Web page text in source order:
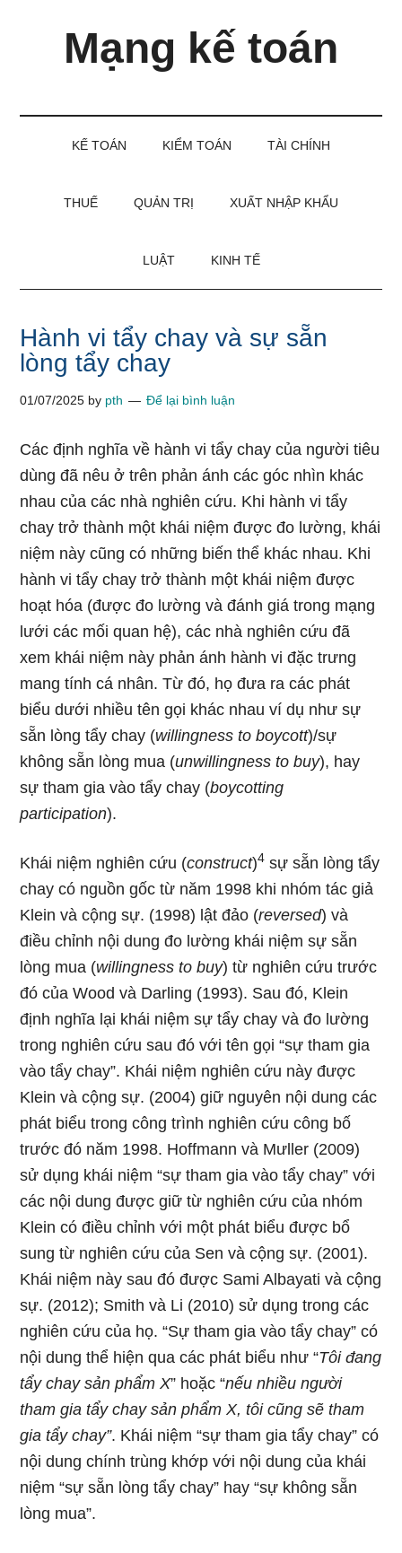
Mạng kế toán
KẾ TOÁN KIỂM TOÁN TÀI CHÍNH
THUẾ QUẢN TRỊ XUẤT NHẬP KHẨU
LUẬT KINH TẾ
Hành vi tẩy chay và sự sẵn
lòng tẩy chay
01/07/2025 by pth Để lại bình luận
Các định nghĩa về hành vi tẩy chay của người tiêu
dùng đã nêu ở trên phản ánh các góc nhìn khác
nhau của các nhà nghiên cứu. Khi hành vi tẩy
chay trở thành một khái niệm được đo lường, khái
niệm này cũng có những biến thể khác nhau. Khi
hành vi tẩy chay trở thành một khái niệm được
hoạt hóa (được đo lường và đánh giá trong mạng
lưới các mối quan hệ), các nhà nghiên cứu đã
xem khái niệm này phản ánh hành vi đặc trưng
mang tính cá nhân. Từ đó, họ đưa ra các phát
biểu dưới nhiều tên gọi khác nhau ví dụ như sự
sẵn lòng tẩy chay (willingness to boycott)/sự
không sẵn lòng mua (unwillingness to buy), hay
sự tham gia vào tẩy chay (boycotting
participation).
Khái niệm nghiên cứu (construct)4 sự sẵn lòng tẩy
chay có nguồn gốc từ năm 1998 khi nhóm tác giả
Klein và cộng sự. (1998) lật đảo (reversed) và
điều chỉnh nội dung đo lường khái niệm sự sẵn
lòng mua (willingness to buy) từ nghiên cứu trước
đó của Wood và Darling (1993). Sau đó, Klein
định nghĩa lại khái niệm sự tẩy chay và đo lường
trong nghiên cứu sau đó với tên gọi “sự tham gia
vào tẩy chay”. Khái niệm nghiên cứu này được
Klein và cộng sự. (2004) giữ nguyên nội dung các
phát biểu trong công trình nghiên cứu công bố
trước đó năm 1998. Hoffmann và Mưller (2009)
sử dụng khái niệm “sự tham gia vào tẩy chay” với
các nội dung được giữ từ nghiên cứu của nhóm
Klein có điều chỉnh với một phát biểu được bổ
sung từ nghiên cứu của Sen và cộng sự. (2001).
Khái niệm này sau đó được Sami Albayati và cộng
sự. (2012); Smith và Li (2010) sử dụng trong các
nghiên cứu của họ. “Sự tham gia vào tẩy chay” có
nội dung thể hiện qua các phát biểu như “Tôi đang
tẩy chay sản phẩm X” hoặc “nếu nhiều người
tham gia tẩy chay sản phẩm X, tôi cũng sẽ tham
gia tẩy chay”. Khái niệm “sự tham gia tẩy chay” có
nội dung chính trùng khớp với nội dung của khái
niệm “sự sẵn lòng tẩy chay” hay “sự không sẵn
lòng mua”.